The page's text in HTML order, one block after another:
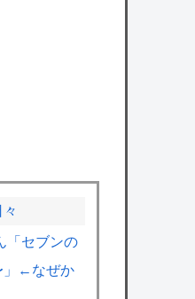
「セブンの
」←なぜか